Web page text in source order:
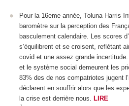
Pour la 16eme année, Toluna Harris
baromètre sur la perception des
basculement calendaire. Les scores
s’équilibrent et se croisent, reflétant
covid et une assez grande incertitude.
et le système social demeurent les
83% des de nos compatriotes jugent
déclarent en souffrir alors que les
la crise est derrière nous.
LIRE